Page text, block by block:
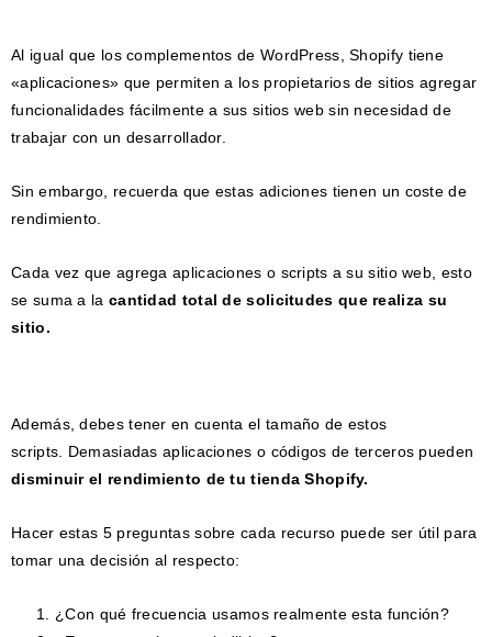
Al igual que los complementos de WordPress, Shopify tiene
«aplicaciones» que permiten a los propietarios de sitios agregar
funcionalidades fácilmente a sus sitios web sin necesidad de
trabajar con un desarrollador.
Sin embargo, recuerda que estas adiciones tienen un coste de
rendimiento.
Cada vez que agrega aplicaciones o scripts a su sitio web, esto
se suma a la cantidad total de solicitudes que realiza su
sitio.
Además, debes tener en cuenta el tamaño de estos
scripts. Demasiadas aplicaciones o códigos de terceros pueden
disminuir el rendimiento de tu tienda Shopify.
Hacer estas 5 preguntas sobre cada recurso puede ser útil para
tomar una decisión al respecto:
¿Con qué frecuencia usamos realmente esta función?